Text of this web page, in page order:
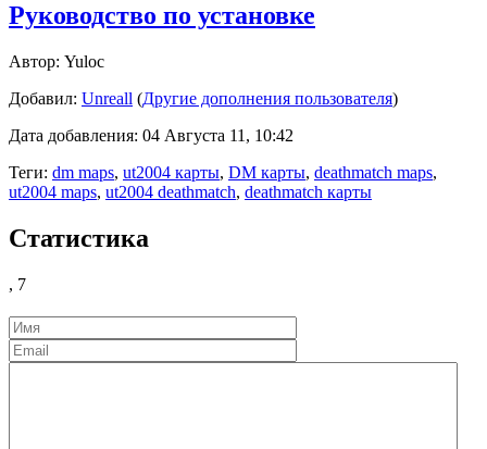
Руководство по установке
Автор: Yuloc
Добавил: Unreall (Другие дополнения пользователя)
Дата добавления: 04 Августа 11, 10:42
Теги: dm maps, ut2004 карты, DM карты, deathmatch maps,
ut2004 maps, ut2004 deathmatch, deathmatch карты
Статистика
, 7